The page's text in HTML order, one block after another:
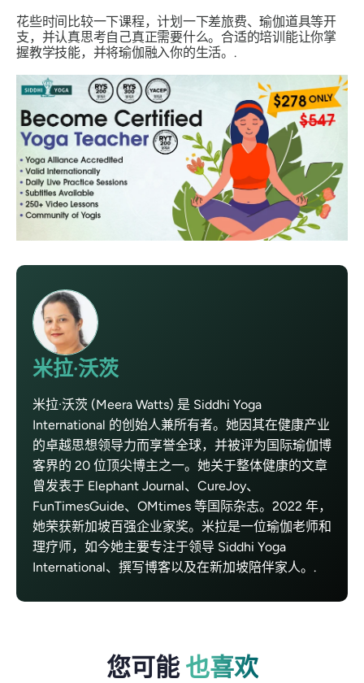
花些时间比较一下课程，计划一下差旅费、瑜伽道具等开
支，并认真思考自己真正需要什么。合适的培训能让你掌
握教学技能，并将瑜伽融入你的生活。.
米拉·沃茨
米拉·沃茨 (Meera Watts) 是 Siddhi Yoga
International 的创始人兼所有者。她因其在健康产业
的卓越思想领导力而享誉全球，并被评为国际瑜伽博
客界的 20 位顶尖博主之一。她关于整体健康的文章
曾发表于 Elephant Journal、CureJoy、
FunTimesGuide、OMtimes 等国际杂志。2022 年，
她荣获新加坡百强企业家奖。米拉是一位瑜伽老师和
理疗师，如今她主要专注于领导 Siddhi Yoga
International、撰写博客以及在新加坡陪伴家人。.
您可能 也喜欢